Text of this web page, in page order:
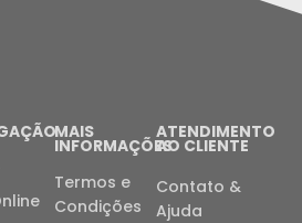
MAIS
INFORMAÇÕES
Termos e
Condições
ATENDIMENTO
AO CLIENTE
Contato &
Ajuda